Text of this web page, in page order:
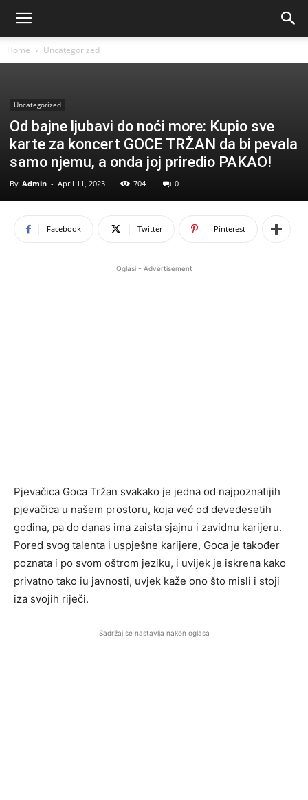
Home Uncategorized
Uncategorized
Od bajne ljubavi do noći more: Kupio sve
karte za koncert GOCE TRŽAN da bi pevala
samo njemu, a onda joj priredio PAKAO!
By Admin - April 11, 2023 704 0
Facebook Twitter Pinterest
Oglasi - Advertisement
Pjevačica Goca Tržan svakako je jedna od najpoznatijih
pjevačica u našem prostoru, koja već od devedesetih
godina, pa do danas ima zaista sjajnu i zavidnu karijeru.
Pored svog talenta i uspješne karijere, Goca je također
poznata i po svom oštrom jeziku, i uvijek je iskrena kako
privatno tako iu javnosti, uvjek kaže ono što misli i stoji
iza svojih riječi.
Sadržaj se nastavlja nakon oglasa